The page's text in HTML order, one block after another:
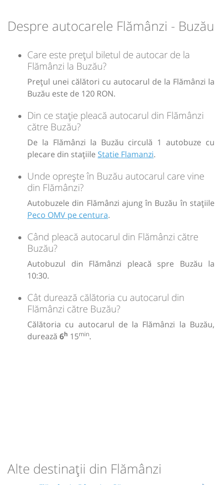
6h15 min
Zile de circulație:
L M J V S D
120lei
Sursa: Amopop SRL | Ultima actualizare:
Despre autocarele Flămânzi - Buzău
Care este prețul biletul de autocar de la
Flămânzi la Buzău?
Prețul unei călători cu autocarul de la Flămânzi la
Buzău este de 120 RON.
Din ce stație pleacă autocarul din Flămânzi
către Buzău?
De la Flămânzi la Buzău circulă 1 autobuze cu
plecare din stațiile Statie Flamanzi.
Unde oprește în Buzău autocarul care vine
din Flămânzi?
Autobuzele din Flămânzi ajung în Buzău în stațiile
Peco OMV pe centura.
Când pleacă autocarul din Flămânzi către
Buzău?
Autobuzul din Flămânzi pleacă spre Buzău la
10:30.
Cât durează călătoria cu autocarul din
Flămânzi către Buzău?
Călătoria cu autocarul de la Flămânzi la Buzău,
durează 6h 15min.
Alte destinații din Flămânzi